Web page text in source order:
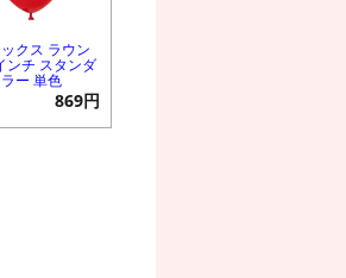
クス ラウン
ンチ スタンダ
ー 単色
869円